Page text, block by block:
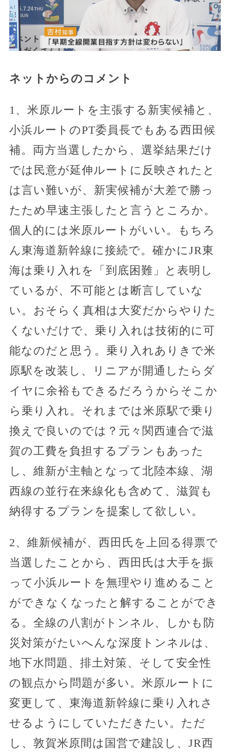
ネットからのコメント
1、米原ルートを主張する新実候補と、
小浜ルートのPT委員長でもある西田候
補。両方当選したから、選挙結果だけ
では民意が延伸ルートに反映されたと
は言い難いが、新実候補が大差で勝っ
たため早速主張したと言うところか。
個人的には米原ルートがいい。もちろ
ん東海道新幹線に接続で。確かにJR東
海は乗り入れを「到底困難」と表明し
ているが、不可能とは断言していな
い。おそらく真相は大変だからやりた
くないだけで、乗り入れは技術的に可
能なのだと思う。乗り入れありきで米
原駅を改装し、リニアが開通したらダ
イヤに余裕もできるだろうからそこか
ら乗り入れ。それまでは米原駅で乗り
換えで良いのでは？元々関西連合で滋
賀の工費を負担するプランもあった
し、維新が主軸となって北陸本線、湖
西線の並行在来線化も含めて、滋賀も
納得するプランを提案して欲しい。
2、維新候補が、西田氏を上回る得票で
当選したことから、西田氏は大手を振
って小浜ルートを無理やり進めること
ができなくなったと解することができ
る。全線の八割がトンネル、しかも防
災対策がたいへんな深度トンネルは、
地下水問題、排土対策、そして安全性
の観点から問題が多い。米原ルートに
変更して、東海道新幹線に乗り入れさ
せるようにしていただきたい。ただ
し、敦賀米原間は国営で建設し、JR西